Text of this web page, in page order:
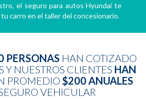
el seguro para autos Hyundai te
carro en el taller del concesionario.
PERSONAS HAN COTIZADO
Y NUESTROS CLIENTES HAN
PROMEDIO $200 ANUALES
VEHICULAR